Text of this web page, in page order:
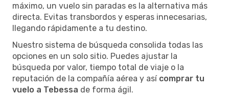
máximo, un vuelo sin paradas es la alternativa más
directa. Evitas transbordos y esperas innecesarias,
llegando rápidamente a tu destino.
Nuestro sistema de búsqueda consolida todas las
opciones en un solo sitio. Puedes ajustar la
búsqueda por valor, tiempo total de viaje o la
reputación de la compañía aérea y así comprar tu
vuelo a Tebessa de forma ágil.